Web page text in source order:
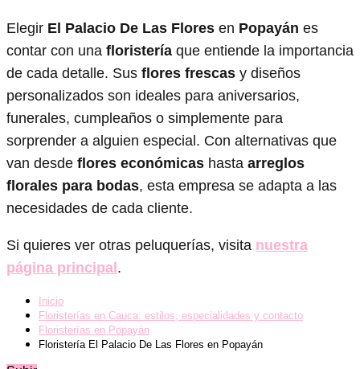
Elegir El Palacio De Las Flores en Popayán es
contar con una floristería que entiende la importancia
de cada detalle. Sus flores frescas y diseños
personalizados son ideales para aniversarios,
funerales, cumpleaños o simplemente para
sorprender a alguien especial. Con alternativas que
van desde flores económicas hasta arreglos
florales para bodas, esta empresa se adapta a las
necesidades de cada cliente.
Si quieres ver otras peluquerías, visita nuestra
página principal.
Inicio
Floristerías en Cauca: estilos, especialidades y contacto
Floristerías en Popayán
Floristería El Palacio De Las Flores en Popayán